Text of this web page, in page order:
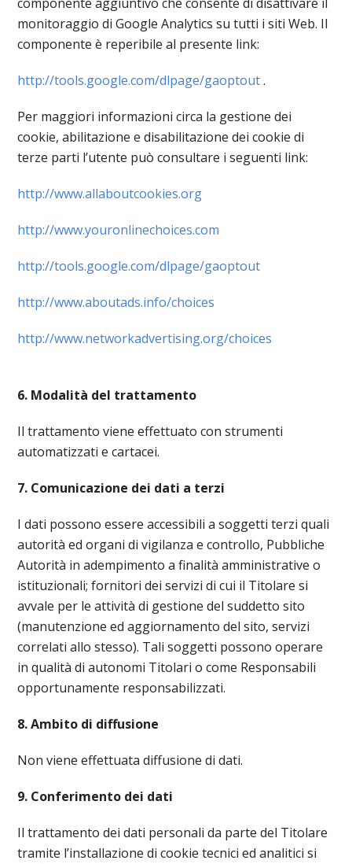
monitoraggio di Google Analytics su tutti i siti Web. Il
componente è reperibile al presente link:
http://tools.google.com/dlpage/gaoptout.
Per maggiori informazioni circa la gestione dei
cookie, abilitazione e disabilitazione dei cookie di
terze parti l’utente può consultare i seguenti link:
http://www.allaboutcookies.org
http://www.youronlinechoices.com
http://tools.google.com/dlpage/gaoptout
http://www.aboutads.info/choices
http://www.networkadvertising.org/choices
6. Modalità del trattamento
Il trattamento viene effettuato con strumenti
automatizzati e cartacei.
7. Comunicazione dei dati a terzi
I dati possono essere accessibili a soggetti terzi quali
autorità ed organi di vigilanza e controllo, Pubbliche
Autorità in adempimento a finalità amministrative o
istituzionali; fornitori dei servizi di cui il Titolare si
avvale per le attività di gestione del suddetto sito
(manutenzione ed aggiornamento del sito, servizi
correlati allo stesso). Tali soggetti possono operare
in qualità di autonomi Titolari o come Responsabili
opportunamente responsabilizzati.
8. Ambito di diffusione
Non viene effettuata diffusione di dati.
9. Conferimento dei dati
Il trattamento dei dati personali da parte del Titolare
tramite l’installazione di cookie tecnici ed analitici si